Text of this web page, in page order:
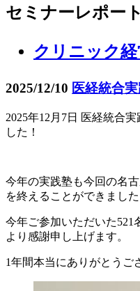
セミナーレポート
クリニック
2025/12/10 医経統合
2025年12月7日 医経統合
した！
今年の実践塾も今回の名
を終えることができました
今年ご参加いただいた521
より感謝申し上げます。
1年間本当にありがとうご